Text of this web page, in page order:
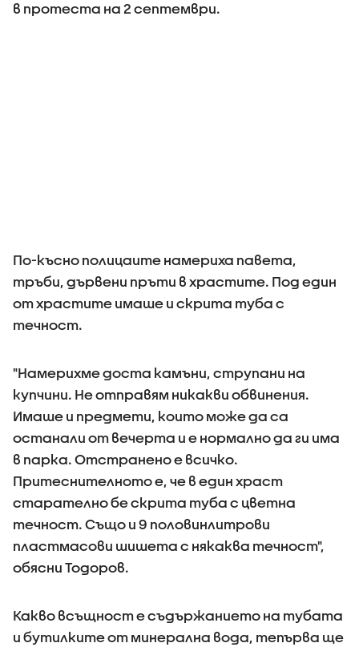
в протеста на 2 септември.
По-късно полицаите намериха павета,
тръби, дървени пръти в храстите. Под един
от храстите имаше и скрита туба с
течност.
"Намерихме доста камъни, струпани на
купчини. Не отправям никакви обвинения.
Имаше и предмети, които може да са
останали от вечерта и е нормално да ги има
в парка. Отстранено е всичко.
Притеснителното е, че в един храст
старателно бе скрита туба с цветна
течност. Също и 9 половинлитрови
пластмасови шишета с някаква течност",
обясни Тодоров.
Какво всъщност е съдържанието на тубата
и бутилките от минерална вода, тепърва ще